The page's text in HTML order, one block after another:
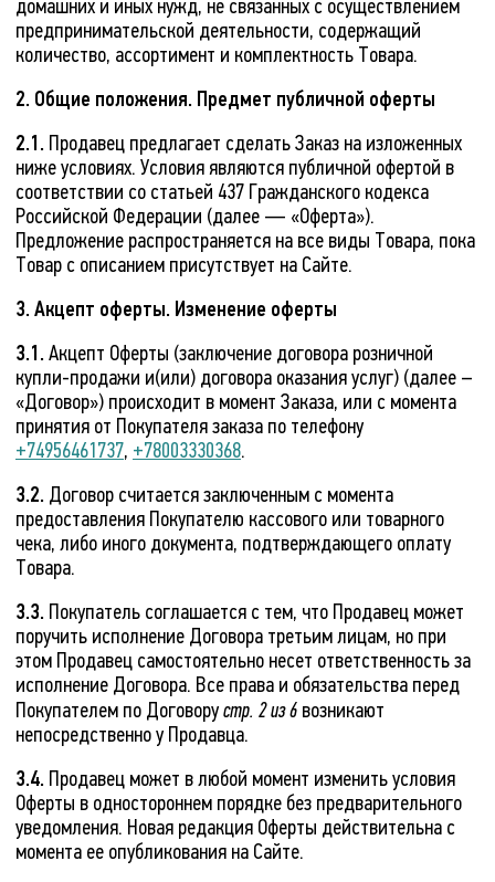
домашних и иных нужд, не связанных с осуществлением
предпринимательской деятельности, содержащий
количество, ассортимент и комплектность Товара.
2. Общие положения. Предмет публичной оферты
2.1. Продавец предлагает сделать Заказ на изложенных
ниже условиях. Условия являются публичной офертой в
соответствии со статьей 437 Гражданского кодекса
Российской Федерации (далее — «Оферта»).
Предложение распространяется на все виды Товара, пока
Товар с описанием присутствует на Сайте.
3. Акцепт оферты. Изменение оферты
3.1. Акцепт Оферты (заключение договора розничной
купли-продажи и(или) договора оказания услуг) (далее –
«Договор») происходит в момент Заказа, или с момента
принятия от Покупателя заказа по телефону
+74956461737, +78003330368.
3.2. Договор считается заключенным с момента
предоставления Покупателю кассового или товарного
чека, либо иного документа, подтверждающего оплату
Товара.
3.3. Покупатель соглашается с тем, что Продавец может
поручить исполнение Договора третьим лицам, но при
этом Продавец самостоятельно несет ответственность за
исполнение Договора. Все права и обязательства перед
Покупателем по Договорустр. 2 из 6 возникают
непосредственно у Продавца.
3.4. Продавец может в любой момент изменить условия
Оферты в одностороннем порядке без предварительного
уведомления. Новая редакция Оферты действительна с
момента ее опубликования на Сайте.